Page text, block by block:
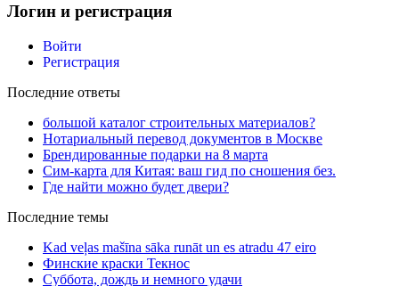
Логин и регистрация
Войти
Регистрация
Последние ответы
большой каталог строительных материалов?
Нотариальный перевод документов в Москве
Брендированные подарки на 8 марта
Сим-карта для Китая: ваш гид по сношения без.
Где найти можно будет двери?
Последние темы
Kad veļas mašīna sāka runāt un es atradu 47 eiro
Финские краски Текнос
Суббота, дождь и немного удачи